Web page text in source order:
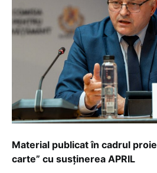
Material publicat în cadrul
carte” cu susținerea APRIL